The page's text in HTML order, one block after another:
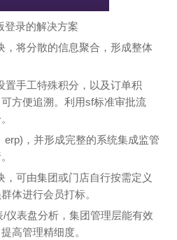
登录的解决方案
，将分散的信息聚合，形成整体
置手工特殊积分，以及订单积
方便追溯。利用sf标准审批流
erp)，并形成完整的系统集成监管
，可由集团或门店自行按需定义
体进行会员打标。
仪表盘分析，集团管理层能有效
高管理精细度。